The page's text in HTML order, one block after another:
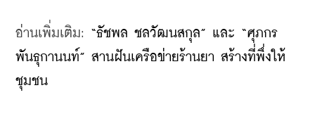
อ่านเพิ่มเติม: “ธัชพล ชลวัฒนสกุล” และ “ศุภกร
พันธุกานนท์” สานฝันเครือข่ายร้านยา สร้างที่พึ่งให้
ชุมชน